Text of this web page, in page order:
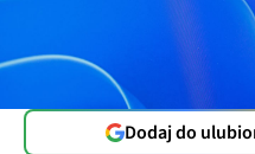
Dodaj do